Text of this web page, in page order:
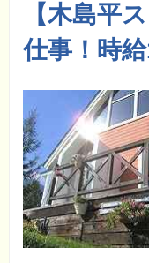
【木島平
仕事！時